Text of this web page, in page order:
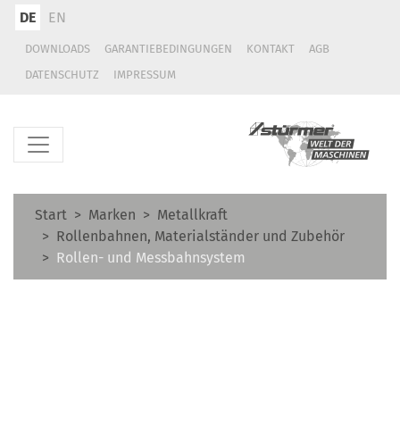
DE EN
DOWNLOADS GARANTIEBEDINGUNGEN KONTAKT
AGB
DATENSCHUTZ
IMPRESSUM
Start Marken
Metallkraft
Rollenbahnen, Materialständer und Zubehör
Rollen- und Messbahnsystem